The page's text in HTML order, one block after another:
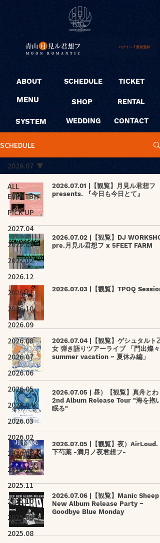
ログイン / 新規登録
ABOUT
MENU
SYSTEM
SCHEDULE
SHOP
WEDDING
TICKET
RENTAL
CONTACT
SCHEDULE
ALL
EVENTS
PICK UP
2027.04
2027.03
2027.02
2026.12
2026.11
2026.10
2026.09
2026.08
2026.07
2026.06
2026.05
2026.04
2026.03
2026.02
2026.01
2025.12
2025.11
2025.10
2025.09
2025.08
2026.07
2026.07.01 |【観覧】月見ル君想フ
presents. 『今日も今日とて』
2026.07.02 |【観覧】DJ
pre.月見ル君想フ x 5FEET FARM
2026.07.03 |【観覧】TPOQ Session
2026.07.04 |【観覧】ゲシュタルト⼄
⼥ 弾き語りツアーライブ 「⾨出燦々
summer vacation ~ 夏休み編」
2026.07.05 | 昼）【観覧】真舟とわ
2nd Album Release Tour "海を抱い
眠る"
2026.07.05 |【観覧】夜）AirLoud.
下芍薬 -満月ノ夜君想フ-
2026.07.06 |【観覧】Manic Sheep
New Album Release Party −
Goodbye Blue Monday